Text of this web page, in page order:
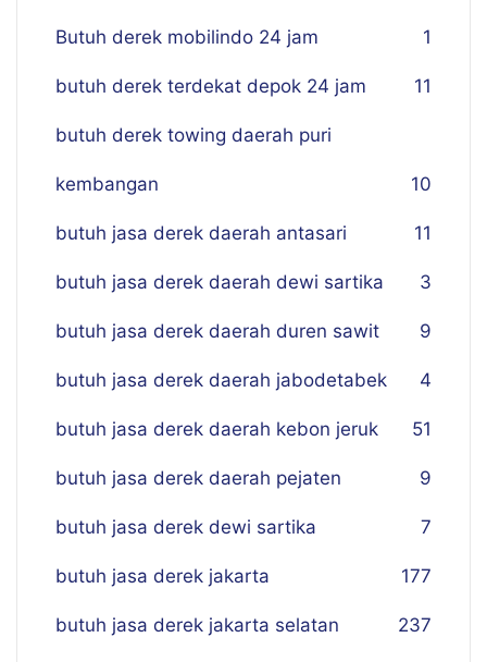
Butuh derek mobilindo 24 jam 1
butuh derek terdekat depok 24 jam 11
butuh derek towing daerah puri
kembangan 10
butuh jasa derek daerah antasari 11
butuh jasa derek daerah dewi sartika 3
butuh jasa derek daerah duren sawit 9
butuh jasa derek daerah jabodetabek 4
butuh jasa derek daerah kebon jeruk 51
butuh jasa derek daerah pejaten 9
butuh jasa derek dewi sartika 7
butuh jasa derek jakarta 177
butuh jasa derek jakarta selatan 237